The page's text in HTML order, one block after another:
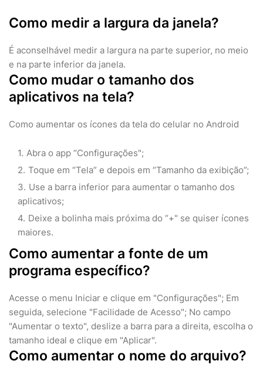
Como medir a largura da janela?
É aconselhável medir a largura na parte superior, no meio
e na parte inferior da janela.
Como mudar o tamanho dos
aplicativos na tela?
Como aumentar os ícones da tela do celular no Android
Abra o app “Configurações";
Toque em “Tela” e depois em “Tamanho da exibição”;
Use a barra inferior para aumentar o tamanho dos
aplicativos;
Deixe a bolinha mais próxima do “+" se quiser ícones
maiores.
Como aumentar a fonte de um
programa específico?
Acesse o menu Iniciar e clique em "Configurações"; Em
seguida, selecione "Facilidade de Acesso"; No campo
"Aumentar o texto", deslize a barra para a direita, escolha o
tamanho ideal e clique em "Aplicar".
Como aumentar o nome do arquivo?